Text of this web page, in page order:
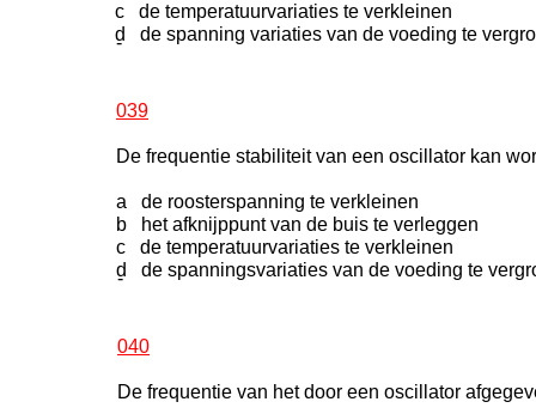
c de temperatuurvariaties te verkleinen
d de spanning variaties van de voeding te
-
039
De frequentie stabiliteit van een oscillator kan
a de roosterspanning te verkleinen
b het afknijppunt van de buis te verleggen
c de temperatuurvariaties te verkleinen
d de spanningsvariaties van de voeding te
-
040
De frequentie van het door een oscillator